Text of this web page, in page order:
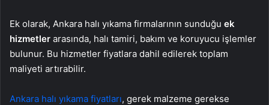
Ek olarak, Ankara halı yıkama firmalarının sunduğu ek
hizmetler arasında, halı tamiri, bakım ve koruyucu işlemler
bulunur. Bu hizmetler fiyatlara dahil edilerek toplam
maliyeti artırabilir.
Ankara halı yıkama fiyatları, gerek malzeme gerekse